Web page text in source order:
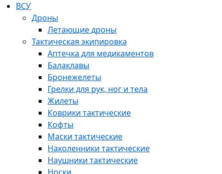
ВСУ
Дроны
Летающие дроны
Тактическая экипировка
Аптечка для медикаментов
Балаклавы
Бронежелеты
Грелки для рук, ног и тела
Жилеты
Коврики тактические
Кофты
Маски тактические
Наколенники тактические
Наушники тактические